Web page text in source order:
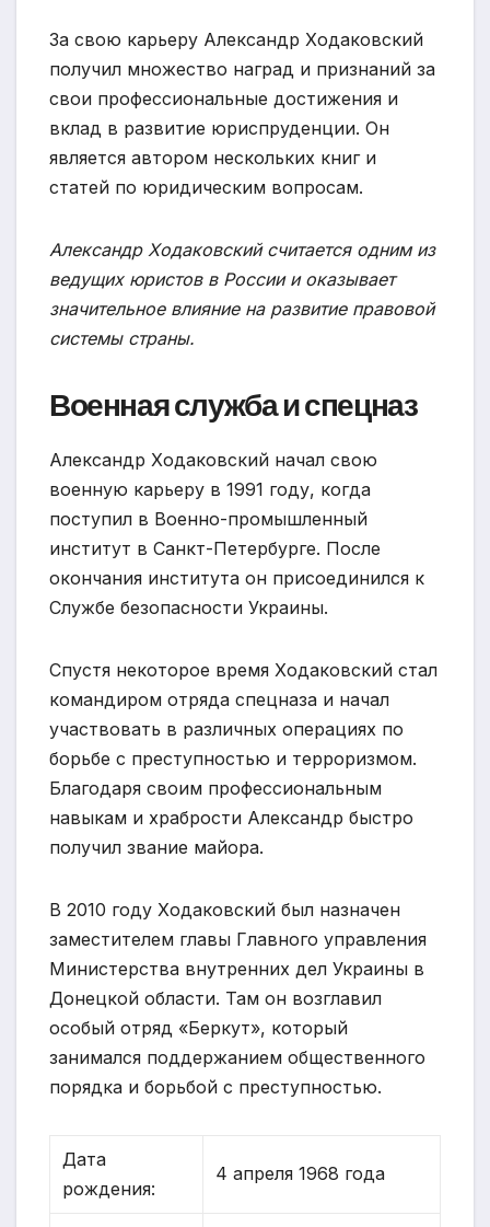
За свою карьеру Александр Ходаковский
получил множество наград и признаний за
свои профессиональные достижения и
вклад в развитие юриспруденции. Он
является автором нескольких книг и
статей по юридическим вопросам.
Александр Ходаковский считается одним из
ведущих юристов в России и оказывает
значительное влияние на развитие правовой
системы страны.
Военная служба и спецназ
Александр Ходаковский начал свою
военную карьеру в 1991 году, когда
поступил в Военно-промышленный
институт в Санкт-Петербурге. После
окончания института он присоединился к
Службе безопасности Украины.
Спустя некоторое время Ходаковский стал
командиром отряда спецназа и начал
участвовать в различных операциях по
борьбе с преступностью и терроризмом.
Благодаря своим профессиональным
навыкам и храбрости Александр быстро
получил звание майора.
В 2010 году Ходаковский был назначен
заместителем главы Главного управления
Министерства внутренних дел Украины в
Донецкой области. Там он возглавил
особый отряд «Беркут», который
занимался поддержанием общественного
порядка и борьбой с преступностью.
Дата
рождения:
4 апреля 1968 года